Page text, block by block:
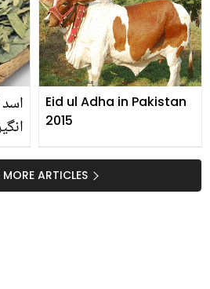
سینٹر کا اشتہار پڑھ کر
سنادیا! دیڈیو دیکھ کر
صارفین بھی افسردہ ہوگئے
Eid ul Adha in Pakistan
2015
ARTICLES